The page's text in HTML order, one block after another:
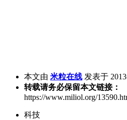
本文由 米粒在线 发表于
转载请务必保留本文链接：
https://www.miliol.org/
科技